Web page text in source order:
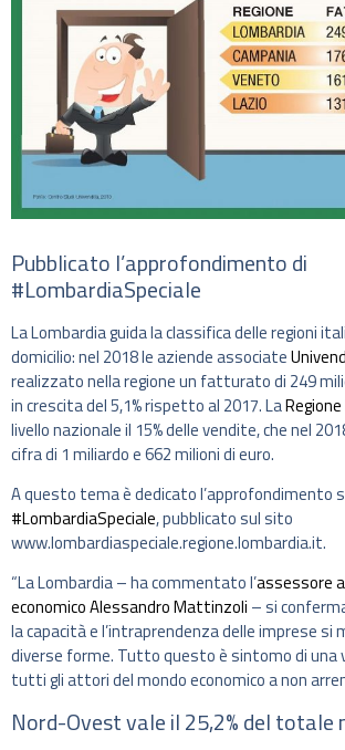
Pubblicato l’approfondimento di
#LombardiaSpeciale
La Lombardia guida la classifica delle regioni
domicilio: nel 2018 le aziende associate
realizzato nella regione un fatturato di 249
in crescita del 5,1% rispetto al 2017. La
livello nazionale il 15% delle vendite, che nel
cifra di 1 miliardo e 662 milioni di euro.
A questo tema è dedicato l’approfondimento
#LombardiaSpeciale, pubblicato sul sito
www.lombardiaspeciale.regione.lombardia.it.
“La Lombardia – ha commentato l’assessore
economico Alessandro Mattinzoli – si
la capacità e l’intraprendenza delle imprese si
diverse forme. Tutto questo è sintomo di una
tutti gli attori del mondo economico a non
Nord-Ovest vale il 25,2% del totale